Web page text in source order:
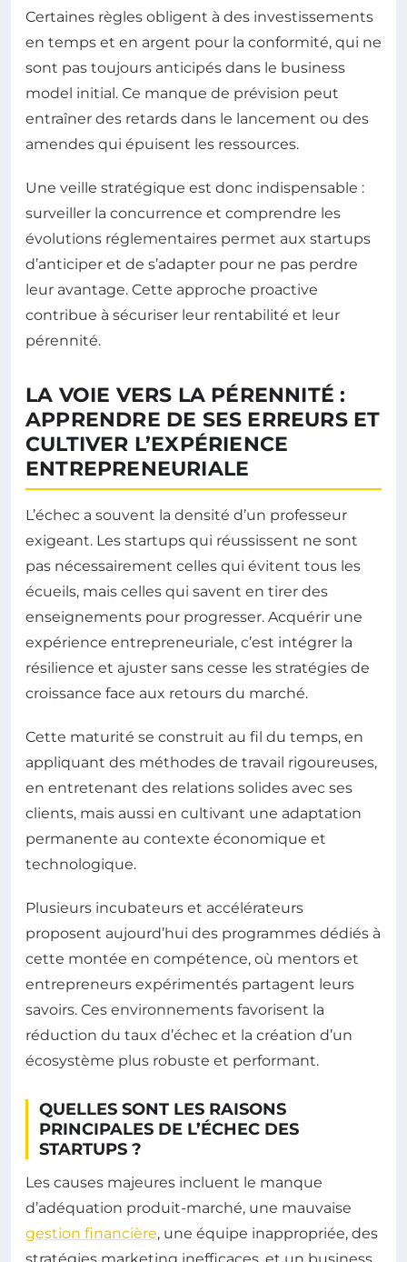
Certaines règles obligent à des investissements
en temps et en argent pour la conformité, qui ne
sont pas toujours anticipés dans le business
model initial. Ce manque de prévision peut
entraîner des retards dans le lancement ou des
amendes qui épuisent les ressources.
Une veille stratégique est donc indispensable :
surveiller la concurrence et comprendre les
évolutions réglementaires permet aux startups
d’anticiper et de s’adapter pour ne pas perdre
leur avantage. Cette approche proactive
contribue à sécuriser leur rentabilité et leur
pérennité.
LA VOIE VERS LA PÉRENNITÉ :
APPRENDRE DE SES ERREURS ET
CULTIVER L’EXPÉRIENCE
ENTREPRENEURIALE
L’échec a souvent la densité d’un professeur
exigeant. Les startups qui réussissent ne sont
pas nécessairement celles qui évitent tous les
écueils, mais celles qui savent en tirer des
enseignements pour progresser. Acquérir une
expérience entrepreneuriale, c’est intégrer la
résilience et ajuster sans cesse les stratégies de
croissance face aux retours du marché.
Cette maturité se construit au fil du temps, en
appliquant des méthodes de travail rigoureuses,
en entretenant des relations solides avec ses
clients, mais aussi en cultivant une adaptation
permanente au contexte économique et
technologique.
Plusieurs incubateurs et accélérateurs
proposent aujourd’hui des programmes dédiés à
cette montée en compétence, où mentors et
entrepreneurs expérimentés partagent leurs
savoirs. Ces environnements favorisent la
réduction du taux d’échec et la création d’un
écosystème plus robuste et performant.
QUELLES SONT LES RAISONS
PRINCIPALES DE L’ÉCHEC DES
STARTUPS ?
Les causes majeures incluent le manque
d’adéquation produit-marché, une mauvaise
gestion financière, une équipe inappropriée, des
stratégies marketing inefficaces, et un business